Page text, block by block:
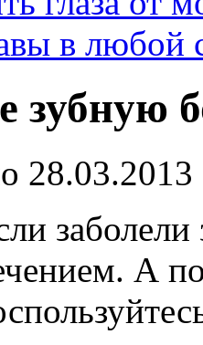
в любой
зубную
28.03.2013
заболели
А